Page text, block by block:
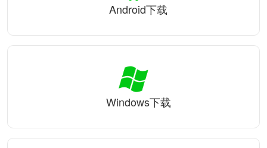
Android下载
Windows下载